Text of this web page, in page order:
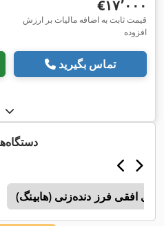
‎€۱۷٬۰۰۰
قیمت ثابت به اضافه مالیات بر ارزش
افزوده
تماس بگیرید
افقی فرز دنده‌زنی (هابینگ)